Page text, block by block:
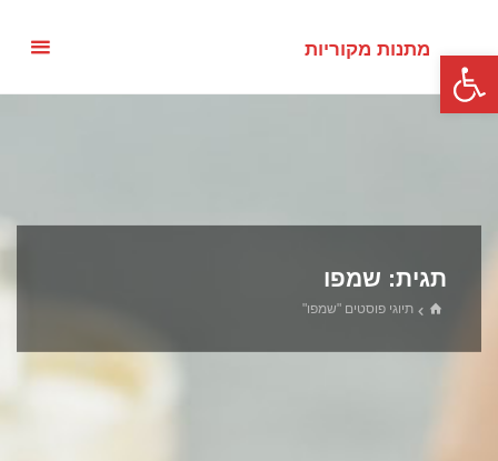
פתח סרגל נגישותמתנות מקוריות
תגית: שמפו
תיוגי פוסטים "שמפו"